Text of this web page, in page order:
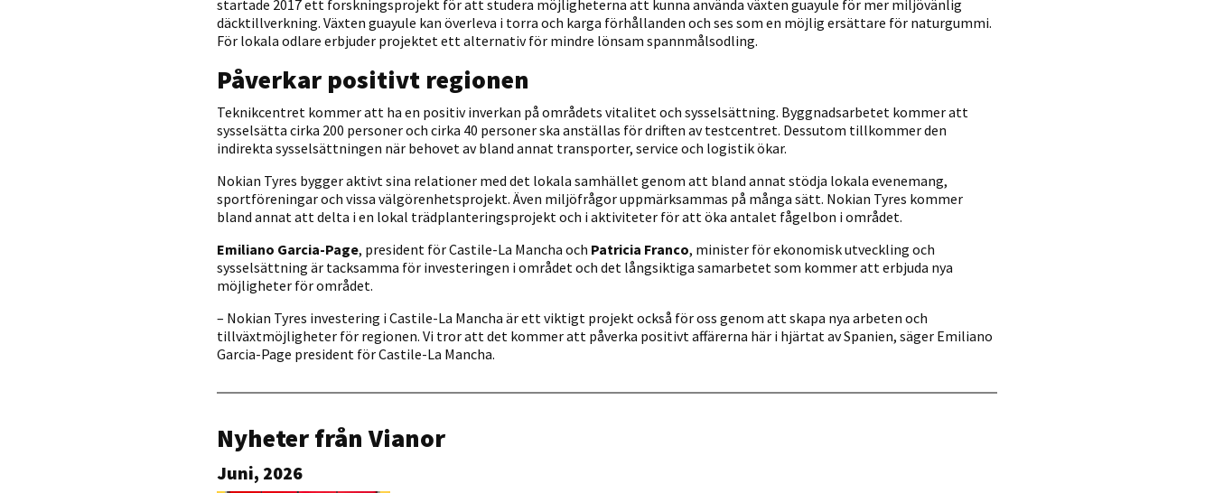
startade 2017 ett forskningsprojekt för att studera möjligheterna att kunna använda växten guayule för mer miljövänlig
däcktillverkning. Växten guayule kan överleva i torra och karga förhållanden och ses som en möjlig ersättare för naturgummi.
För lokala odlare erbjuder projektet ett alternativ för mindre lönsam spannmålsodling.
Påverkar positivt regionen
Teknikcentret kommer att ha en positiv inverkan på områdets vitalitet och sysselsättning. Byggnadsarbetet kommer att
sysselsätta cirka 200 personer och cirka 40 personer ska anställas för driften av testcentret. Dessutom tillkommer den
indirekta sysselsättningen när behovet av bland annat transporter, service och logistik ökar.
Nokian Tyres bygger aktivt sina relationer med det lokala samhället genom att bland annat stödja lokala evenemang,
sportföreningar och vissa välgörenhetsprojekt. Även miljöfrågor uppmärksammas på många sätt. Nokian Tyres kommer
bland annat att delta i en lokal trädplanteringsprojekt och i aktiviteter för att öka antalet fågelbon i området.
Emiliano Garcia-Page, president för Castile-La Mancha och Patricia Franco, minister för ekonomisk utveckling och
sysselsättning är tacksamma för investeringen i området och det långsiktiga samarbetet som kommer att erbjuda nya
möjligheter för området.
– Nokian Tyres investering i Castile-La Mancha är ett viktigt projekt också för oss genom att skapa nya arbeten och
tillväxtmöjligheter för regionen. Vi tror att det kommer att påverka positivt affärerna här i hjärtat av Spanien, säger Emiliano
Garcia-Page president för Castile-La Mancha.
Nyheter från Vianor
Juni, 2026